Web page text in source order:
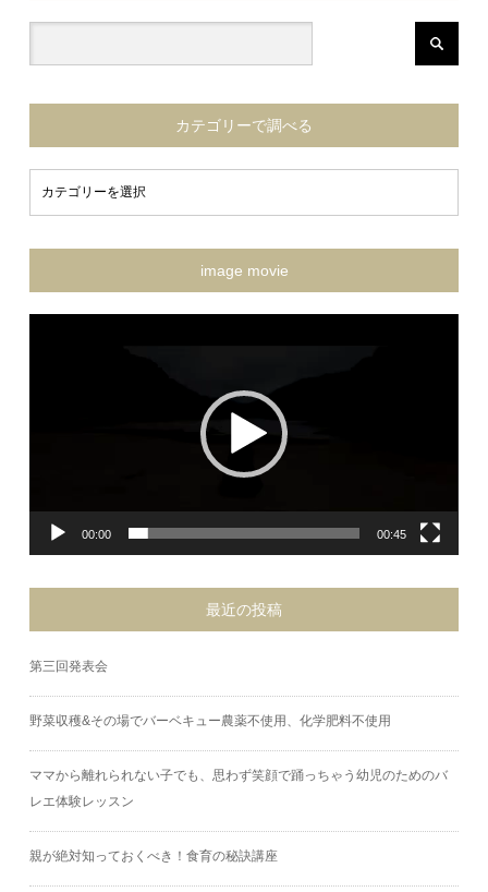
カテゴリーで調べる
image movie
動
00:00 00:45
最近の投稿
第三回発表会
野菜収穫&その場でバーベキュー農薬不使用、化学肥料不使用
ママから離れられない子でも、思わず笑顔で踊っちゃう幼児のためのバ
レエ体験レッスン
親が絶対知っておくべき！食育の秘訣講座